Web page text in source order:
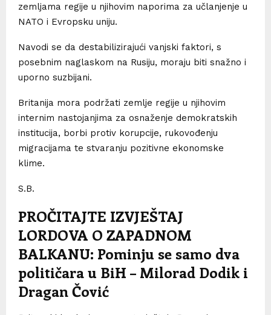
zemljama regije u njihovim naporima za učlanjenje u
NATO i Evropsku uniju.
Navodi se da destabilizirajući vanjski faktori, s
posebnim naglaskom na Rusiju, moraju biti snažno i
uporno suzbijani.
Britanija mora podržati zemlje regije u njihovim
internim nastojanjima za osnaženje demokratskih
institucija, borbi protiv korupcije, rukovođenju
migracijama te stvaranju pozitivne ekonomske
klime.
S.B.
PROČITAJTE IZVJEŠTAJ
LORDOVA O ZAPADNOM
BALKANU: Pominju se samo dva
političara u BiH – Milorad Dodik i
Dragan Čović